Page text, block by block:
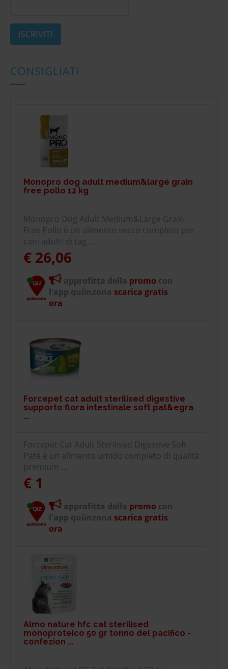
CONSIGLIATI
Monopro dog adult medium&large grain
free pollo 12 kg
Monopro Dog Adult Medium&Large Grain
Free Pollo è un alimento secco completo per
cani adulti di tag ...
€ 26,06
approfitta della promo con
l'app quiinzona scarica gratis
ora
Forcepet cat adult sterilised digestive
supporto flora intestinale soft pat&egra
...
Forcepet Cat Adult Sterilised Digestive Soft
Patè è un alimento umido completo di qualità
premium ...
€ 1
approfitta della promo con
l'app quiinzona scarica gratis
ora
Almo nature hfc cat sterilised
monoproteico 50 gr tonno del pacifico -
confezion ...